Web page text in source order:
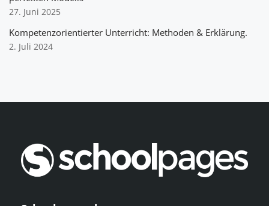
27. Juni 2025
Kompetenzorientierter Unterricht: Methoden & Erklärung.
2. Juli 2024